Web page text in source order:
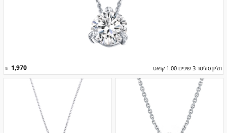
תליון סוליטר 3 שיניים 1.00 קראט 1,970
₪